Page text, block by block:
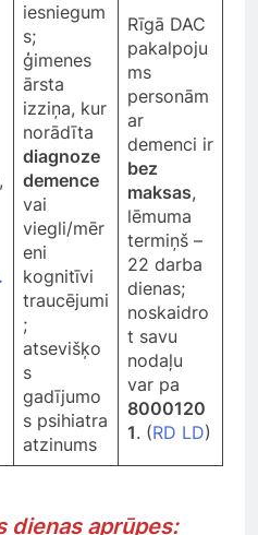
iesniegum
s;
ģimenes
ārsta
izziņa, kur
norādīta
diagnoze
demence
vai
viegli/mēr
eni
kognitīvi
traucējumi
;
atsevišķo
s
gadījumo
s psihiatra
atzinums
Rīgā DAC
pakalpoju
ms
personām
ar
demenci ir
bez
maksas,
lēmuma
termiņš –
22 darba
dienas;
noskaidro
t savu
nodaļu
var pa
8000120
1. (RD LD)
dienas aprūpes: